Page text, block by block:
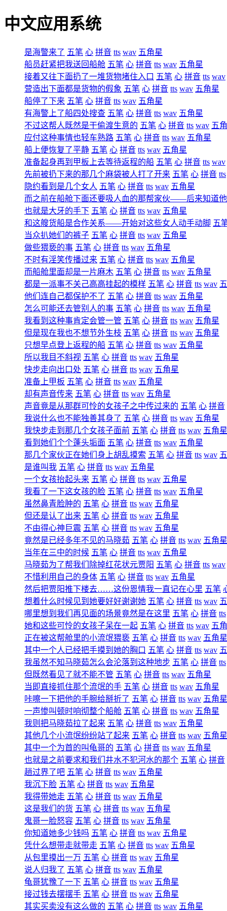
中文应用系统
是海警来了 五笔 心 拼音 tts wav 五角星
船员赶紧把我送回船舱 五笔 心 拼音 tts wav 五角星
接着又往下面扔了一堆货物堵住入口 五笔 心 拼音 tts wav
营造出下面都是货物的假象 五笔 心 拼音 tts wav 五角星
船停了下来 五笔 心 拼音 tts wav 五角星
有海警上了船四处搜查 五笔 心 拼音 tts wav 五角星
不过这帮人既然是干偷渡生意的 五笔 心 拼音 tts wav 五
应付这种事情也轻车熟路 五笔 心 拼音 tts wav 五角星
船上便恢复了平静 五笔 心 拼音 tts wav 五角星
准备起身再到甲板上去等待返程的船 五笔 心 拼音 tts wav
先前被扔下来的那几个麻袋被人打了开来 五笔 心 拼音 tts
隐约看到是几个女人 五笔 心 拼音 tts wav 五角星
而之前在船舱下面还要吸人血的那帮家伙――后来知道
也就是大牙的手下 五笔 心 拼音 tts wav 五角星
和这艘货船是合作关系――开始对这些女人动手动脚 五
当众扒她们的裤子 五笔 心 拼音 tts wav 五角星
做些猥亵的事 五笔 心 拼音 tts wav 五角星
不时有淫笑传播过来 五笔 心 拼音 tts wav 五角星
而船舱里面却是一片麻木 五笔 心 拼音 tts wav 五角星
都是一派事不关己高高挂起的模样 五笔 心 拼音 tts wav
他们连自己都保护不了 五笔 心 拼音 tts wav 五角星
怎么可能还去管别人的事 五笔 心 拼音 tts wav 五角星
我看到这种事肯定会管一管 五笔 心 拼音 tts wav 五角星
但是现在我也不想节外生枝 五笔 心 拼音 tts wav 五角星
只想早点登上返程的船 五笔 心 拼音 tts wav 五角星
所以我目不斜视 五笔 心 拼音 tts wav 五角星
快步走向出口处 五笔 心 拼音 tts wav 五角星
准备上甲板 五笔 心 拼音 tts wav 五角星
却有声音传来 五笔 心 拼音 tts wav 五角星
声音竟是从那群可怜的女孩子之中传过来的 五笔 心 拼音
我说什么也不能独善其身了 五笔 心 拼音 tts wav 五角星
我快步走到那几个女孩子面前 五笔 心 拼音 tts wav 五角星
看到她们个个蓬头垢面 五笔 心 拼音 tts wav 五角星
那几个家伙正在她们身上胡乱摸索 五笔 心 拼音 tts wav
是谁叫我 五笔 心 拼音 tts wav 五角星
一个女孩抬起头来 五笔 心 拼音 tts wav 五角星
我看了一下这女孩的脸 五笔 心 拼音 tts wav 五角星
虽然鼻青脸肿的 五笔 心 拼音 tts wav 五角星
但还是认了出来 五笔 心 拼音 tts wav 五角星
不由得心神巨震 五笔 心 拼音 tts wav 五角星
竟然是已经多年不见的马晓茹 五笔 心 拼音 tts wav 五角星
当年在三中的时候 五笔 心 拼音 tts wav 五角星
马晓茹为了帮我们除掉红花状元贾阳 五笔 心 拼音 tts wav
不惜利用自己的身体 五笔 心 拼音 tts wav 五角星
然后把贾阳推下楼去……这份恩情我一直记在心里 五笔
想着什么时候见到她要好好谢谢她 五笔 心 拼音 tts wav
哪里想到我们再见面的场景竟然是在这里 五笔 心 拼音 tts
她和这些可怜的女孩子呆在一起 五笔 心 拼音 tts wav 五
正在被这帮舱里的小流氓猥亵 五笔 心 拼音 tts wav 五角星
其中一个人已经把手摸到她的胸口 五笔 心 拼音 tts wav
我虽然不知马晓茹怎么会沦落到这种地步 五笔 心 拼音 tts
但既然看见了就不能不管 五笔 心 拼音 tts wav 五角星
当即直接抓住那个流氓的手 五笔 心 拼音 tts wav 五角星
咔嚓一下把他的手腕给掰折了 五笔 心 拼音 tts wav 五角星
一声惨叫顿时响彻整个船舱 五笔 心 拼音 tts wav 五角星
我则把马晓茹拉了起来 五笔 心 拼音 tts wav 五角星
其他几个小流氓纷纷站了起来 五笔 心 拼音 tts wav 五角星
其中一个为首的叫龟哥的 五笔 心 拼音 tts wav 五角星
也就是之前要求和我们井水不犯河水的那个 五笔 心 拼音
趟过界了吧 五笔 心 拼音 tts wav 五角星
我沉下脸 五笔 心 拼音 tts wav 五角星
我得带她走 五笔 心 拼音 tts wav 五角星
这是我们的货 五笔 心 拼音 tts wav 五角星
鬼哥一脸怒容 五笔 心 拼音 tts wav 五角星
你知道她多少钱吗 五笔 心 拼音 tts wav 五角星
凭什么想带走就带走 五笔 心 拼音 tts wav 五角星
从包里摸出一万 五笔 心 拼音 tts wav 五角星
说人归我了 五笔 心 拼音 tts wav 五角星
龟哥犹豫了一下 五笔 心 拼音 tts wav 五角星
接过钱去摆摆手 五笔 心 拼音 tts wav 五角星
其实买卖没有这么做的 五笔 心 拼音 tts wav 五角星